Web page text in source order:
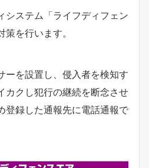
システム「ライフディフェン
を行います。
ーを設置し、侵入者を検知す
カクし犯行の継続を断念させ
登録した通報先に電話通報で